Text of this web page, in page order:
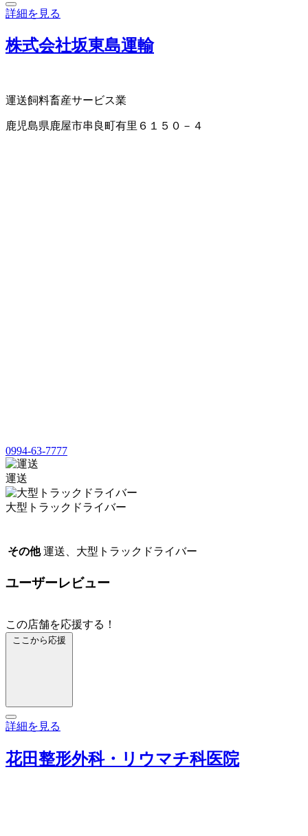
詳細を見る
株式会社坂東島運輸
運送飼料畜産サービス業
鹿児島県鹿屋市串良町有里６１５０－４
0994-63-7777
運送
大型トラックドライバー
その他 運送、大型トラックドライバー
ユーザーレビュー
この店舗を応援する！
ここから応援
詳細を見る
花田整形外科・リウマチ科医院